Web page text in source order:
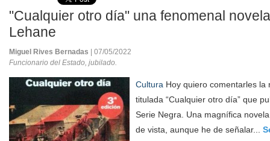
"Cualquier otro día" una fenomenal
Lehane
Miguel Rives Bernadas
| 07/05/2022
Funcionario del Estado, jubilado.
Cultura Hoy quiero comentarles la
titulada “Cualquier otro día” que
Serie Negra. Una magnífica
de vista, aunque he de señalar...